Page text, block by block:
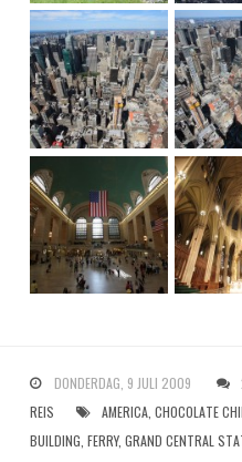
DONDERDAG, 9 JULI 2009
REIS
AMERICA, CHOCOLATE
BUILDING FERRY, GRAND CENTRAL